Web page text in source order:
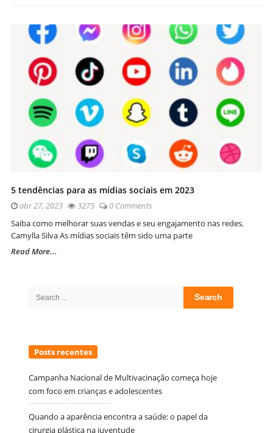
5 tendências para as mídias sociais em 2023
abr 27, 2023 3275
0 Comments
Saiba como melhorar suas vendas e seu engajamento nas redes.
Camylla Silva As mídias sociais têm sido uma parte
Read More...
Posts recentes
Campanha Nacional de Multivacinação começa hoje
com foco em crianças e adolescentes
Quando a aparência encontra a saúde: o papel da
cirurgia plástica na juventude